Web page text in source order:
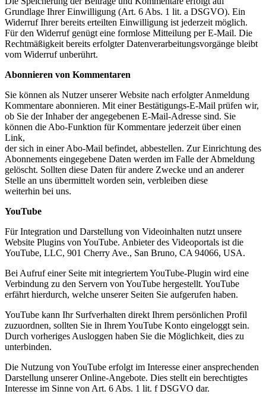
Grundlage Ihrer Einwilligung (Art. 6 Abs. 1 lit. a DSGVO). Ein
Widerruf Ihrer bereits erteilten Einwilligung ist jederzeit möglich.
Für den Widerruf genügt eine formlose Mitteilung per E-Mail. Die
Rechtmäßigkeit bereits erfolgter Datenverarbeitungsvorgänge bleibt
vom Widerruf unberührt.
Abonnieren von Kommentaren
Sie können als Nutzer unserer Website nach erfolgter Anmeldung
Kommentare abonnieren. Mit einer Bestätigungs-E-Mail prüfen wir,
ob Sie der Inhaber der angegebenen E-Mail-Adresse sind. Sie
können die Abo-Funktion für Kommentare jederzeit über einen
Link,
der sich in einer Abo-Mail befindet, abbestellen. Zur Einrichtung des
Abonnements eingegebene Daten werden im Falle der Abmeldung
gelöscht. Sollten diese Daten für andere Zwecke und an anderer
Stelle an uns übermittelt worden sein, verbleiben diese
weiterhin bei uns.
YouTube
Für Integration und Darstellung von Videoinhalten nutzt unsere
Website Plugins von YouTube. Anbieter des Videoportals ist die
YouTube, LLC, 901 Cherry Ave., San Bruno, CA 94066, USA.
Bei Aufruf einer Seite mit integriertem YouTube-Plugin wird eine
Verbindung zu den Servern von YouTube hergestellt. YouTube
erfährt hierdurch, welche unserer Seiten Sie aufgerufen haben.
YouTube kann Ihr Surfverhalten direkt Ihrem persönlichen Profil
zuzuordnen, sollten Sie in Ihrem YouTube Konto eingeloggt sein.
Durch vorheriges Ausloggen haben Sie die Möglichkeit, dies zu
unterbinden.
Die Nutzung von YouTube erfolgt im Interesse einer ansprechenden
Darstellung unserer Online-Angebote. Dies stellt ein berechtigtes
Interesse im Sinne von Art. 6 Abs. 1 lit. f DSGVO dar.